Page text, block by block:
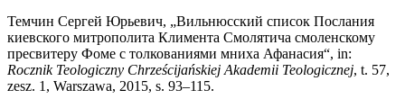
Темчин Сергей Юрьевич, „Вильнюсский список Послания
киевского митрополита Климента Смолятича смоленскому
пресвитеру Фоме с толкованиями мниха Афанасия“, in:
Rocznik Teologiczny Chrześcijańskiej Akademii Teologicznej, t. 57,
zesz. 1, Warszawa, 2015, s. 93–115.